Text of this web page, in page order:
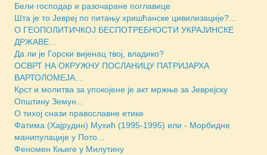
Бели господар и разочаране поглавице
Шта је то Јевреј по питању хришћанске цивилизације?...
О ГЕОПОЛИТИЧКОЈ БЕСПОТРЕБНОСТИ УКРАЈИНСКЕ
ДРЖАВЕ...
Да ли је Горски вијенац твој, владико?
ОСВРТ НА ОКРУЖНУ ПОСЛАНИЦУ ПАТРИЈАРХА
ВАРТОЛОМЕЈА...
Крст и молитва за упокојене је акт мржње за Јеврејску
Општину Земун...
О тихој снази православне етике
Фатима (Хајрудин) Мухић (1995-1995) или - Морбидне
манипулације у Пото...
Феномен Књиге у Милутину